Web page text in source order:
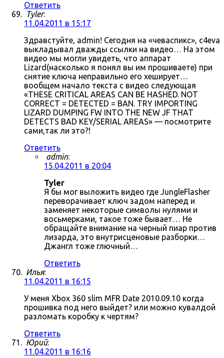
Ответить
Tyler:
11.04.2011 в 15:17
Здравстуйте, admin! Сегодня на «чеваспикс», c4eva
выкладывал дважды ссылки на видео… На этом
видео мы могли увидеть, что аппарат
Lizard(насколько я понял вы им прошиваете) при
снятие ключа неправильно его хеширует…
вообщем начало текста с видео следующая
«THESE CRITICAL AREAS CAN BE HASHED. NOT
CORRECT = DETECTED = BAN. TRY IMPORTING
LIZARD DUMPING FW INTO THE NEW JF THAT
DETECTS BAD KEY/SERIAL AREAS» — посмотрите
сами,так ли это?!
Ответить
admin:
15.04.2011 в 20:04
Tyler
Я бы мог выложить видео где JungleFlasher
переворачивает ключ задом наперед и
заменяет некоторые символы нулями и
восьмерками, такое тоже бывает… Не
обращайте внимание на черный пиар против
лизарда, это внутрисценовые разборки…
Джангл тоже глючный…
Ответить
Илья:
11.04.2011 в 16:15
У меня Xbox 360 slim MFR Date 2010.09.10 когда
прошивка под него выйдет? или можно кувалдой
разломать коробку к чертям?
Ответить
Юрий:
11.04.2011 в 16:16